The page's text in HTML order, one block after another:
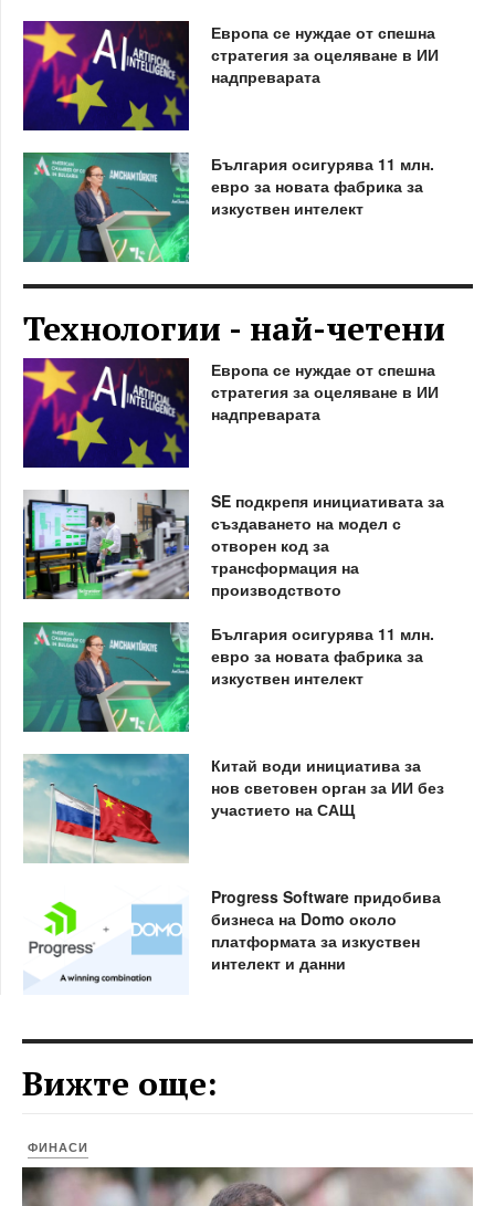
Европа се нуждае от спешна
стратегия за оцеляване в ИИ
надпреварата
България осигурява 11 млн.
евро за новата фабрика за
изкуствен интелект
Технологии - най-четени
Европа се нуждае от спешна
стратегия за оцеляване в ИИ
надпреварата
SE подкрепя инициативата за
създаването на модел с
отворен код за
трансформация на
производството
България осигурява 11 млн.
евро за новата фабрика за
изкуствен интелект
Китай води инициатива за
нов световен орган за ИИ без
участието на САЩ
Progress Software придобива
бизнеса на Domo около
платформата за изкуствен
интелект и данни
Вижте още:
ФИНАСИ